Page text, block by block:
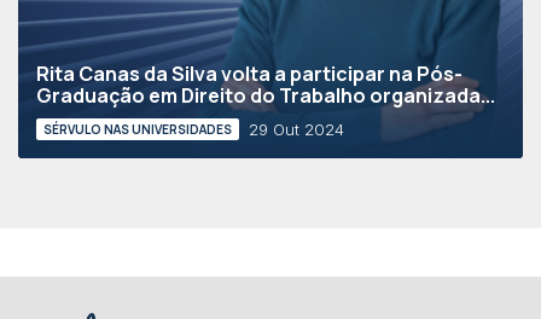
Rita Canas da Silva volta a participar na Pós-
Graduação em Direito do Trabalho organizada...
SÉRVULO NAS UNIVERSIDADES 29 Out 2024